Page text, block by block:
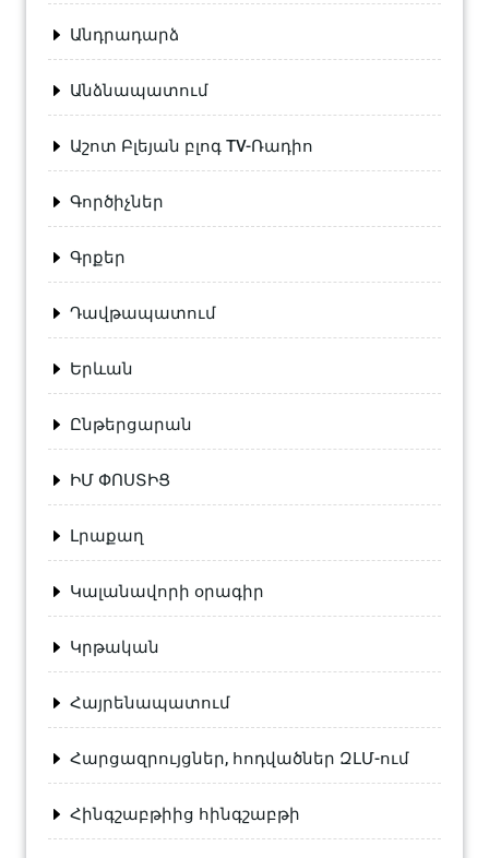
Անդրադարձ
Անձնապատում
Աշոտ Բլեյան բլոգ TV-Ռադիո
Գործիչներ
Գրքեր
Դավթապատում
Երևան
Ընթերցարան
ԻՄ ՓՈՍՏԻՑ
Լրաքաղ
Կալանավորի օրագիր
Կրթական
Հայրենապատում
Հարցազրույցներ, հոդվածներ ԶԼՄ-ում
Հինգշաբթիից հինգշաբթի